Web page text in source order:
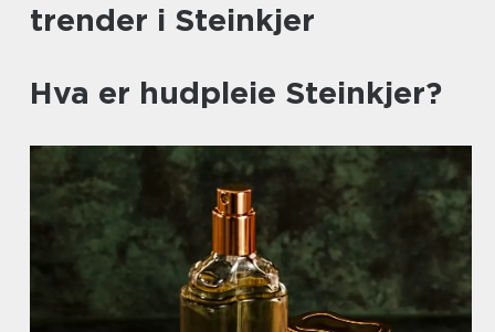
trender i Steinkjer
Hva er hudpleie Steinkjer?